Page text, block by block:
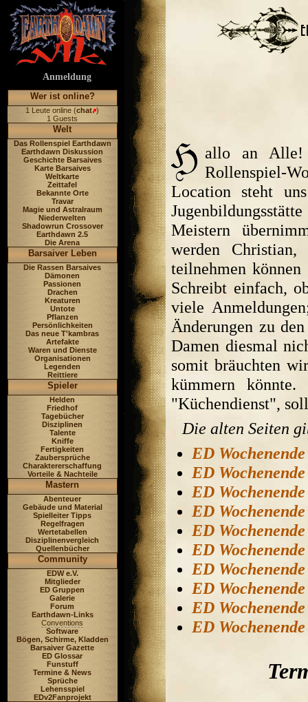
Anmeldung
Wer ist online?
1 Leute online (chat )
1 Guests
Welt
Das Rollenspiel Earthdawn
Earthdawn Diskussion
Geschichte Barsaives
Karte Barsaives
Weltkarte
Zeittafel
Bekannte Orte
Travar
Magie und Astralraum
Niederwelten
Shadowrun Crossover
Earthdawn 2.5
Die Arena
Barsaiver Leben
Die Rassen Barsaives
Dämonen
Passionen
Drachen
Kreaturen
Untote
Pflanzen
Persönlichkeiten
Das neue T'kambras
Artefakte
Waren und Dienste
Organisationen
Legenden
Reittiere
Spieler
Helden
Friedhof
Tagebücher
Disziplinen
Talente
Kniffe
Fertigkeiten
Zaubersprüche
Charaktererschaffung
Vorteile & Nachteile
Mastern
Abenteuer
Gebäude und Material
Spielleiter Tipps
Regelfragen
Wertetabellen
Disziplinenvergleich
Quellenbücher
Community
EDW e.V.
Mitglieder
ED Gruppen
Galerie
Forum
Earthdawn-Links
Conventions
Software
Bögen, Schirme, Kladden
Barsaiver Gazette
ED Glossar
Funstuff
Termine & News
Sprüche
Lehensspiel
EDv2Fanprojekt
allo an
Rollenspiel-
Location steht
Meistern
werden
teilnehmen
Schreibt einfach,
viele
Änderungen zu
Damen diesmal
somit bräuchten
kümmern
"Küchendienst",
Die alten Seiten
ED
ED
ED
ED
ED
ED
ED
ED
ED
ED